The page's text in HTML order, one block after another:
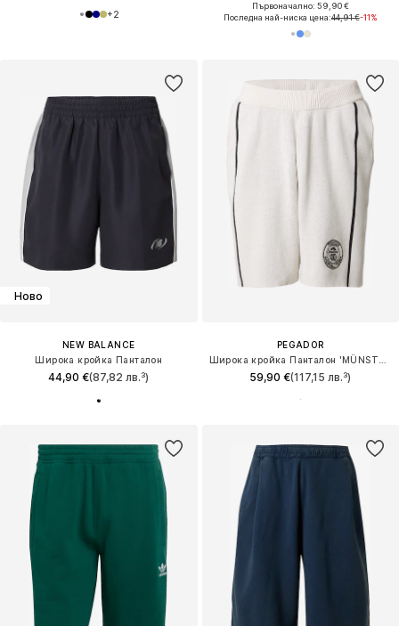
+2
Първоначално: 59,90 €
Последна най-ниска цена:44,91 €-11%
Ново
NEW BALANCE
Широка кройка Панталон
44,90 €(87,82 лв.³)
PEGADOR
Широка кройка Панталон 'MÜNSTER'
59,90 €(117,15 лв.³)